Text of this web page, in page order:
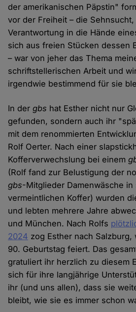
der amerikanischen Päpstin"
vor der Freiheit – die
Verantwortung in die Hände
sich aus freien Stücken dessen
– war von jeher das Thema
schriftstellerischen Arbeit und
irgendwie bestimmend für sie
In der gbs hat Esther nicht nur
gefunden, sondern auch ihr
mit dem renommierten
Rolf Oerter. Nach einer
Kofferverwechslung bei einem
(Rolf fand zur Belustigung der
gbs-Mitglieder Damenwäsche in
vermeintlichen Koffer) wurden
und lebten mehrere Jahre
und München. Nach Rolfs
2024 zog Esther nach
90. Geburtstag feiert. Das
gratuliert ihr herzlich zu diesem
sich für ihre langjährige
ihr (und uns allen), dass sie
bleibt, wie sie es immer schon